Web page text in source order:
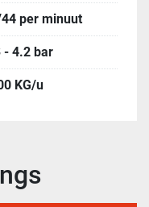
per minuut
- 4.2 bar
KG/u